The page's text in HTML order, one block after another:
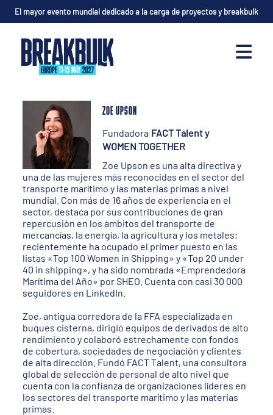
El mayor evento mundial dedicado a la carga de proyectos y breakbulk
ZOE UPSON
Fundadora FACT Talent y
WOMEN TOGETHER
Zoe Upson es una alta directiva y
una de las mujeres más reconocidas en el sector del
transporte marítimo y las materias primas a nivel
mundial. Con más de 16 años de experiencia en el
sector, destaca por sus contribuciones de gran
repercusión en los ámbitos del transporte de
mercancías, la energía, la agricultura y los metales;
recientemente ha ocupado el primer puesto en las
listas «Top 100 Women in Shipping» y «Top 20 under
40 in shipping», y ha sido nombrada «Emprendedora
Marítima del Año» por SHEO. Cuenta con casi 30 000
seguidores en LinkedIn.
Zoe, antigua corredora de la FFA especializada en
buques cisterna, dirigió equipos de derivados de alto
rendimiento y colaboró estrechamente con fondos
de cobertura, sociedades de negociación y clientes
de alta dirección. Fundó FACT Talent, una consultora
global de selección de personal de alto nivel que
cuenta con la confianza de organizaciones líderes en
los sectores del transporte marítimo y las materias
primas.